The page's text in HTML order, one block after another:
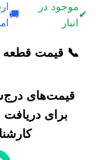
✔
موجود در
انبار
🚚
📞 قیمت قطعه
قیمت‌های
برای